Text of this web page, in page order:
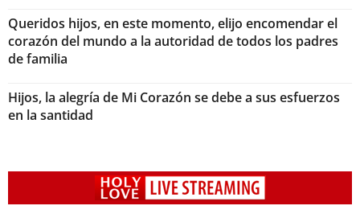
Queridos hijos, en este momento, elijo encomendar el
corazón del mundo a la autoridad de todos los padres
de familia
Hijos, la alegría de Mi Corazón se debe a sus esfuerzos
en la santidad